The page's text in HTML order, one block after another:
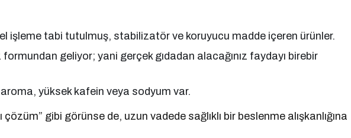
işleme tabi tutulmuş, stabilizatör ve koruyucu madde içeren ürünler.
geliyor; yani gerçek gıdadan alacağınız faydayı birebir
aroma, yüksek kafein veya sodyum var.
çözüm” gibi görünse de, uzun vadede sağlıklı bir beslenme alışkanlığına